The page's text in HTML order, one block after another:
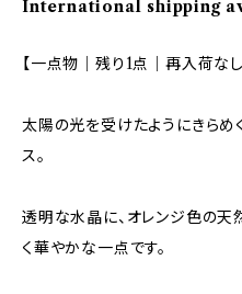
International shipping
【一点物｜残り1点｜再入荷なし
太陽の光を受けたようにきらめ
ス。
透明な水晶に、オレンジ色の天
く華やかな一点です。